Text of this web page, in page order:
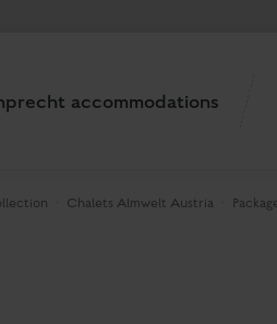
accommodations
Chalets Almwelt Austria